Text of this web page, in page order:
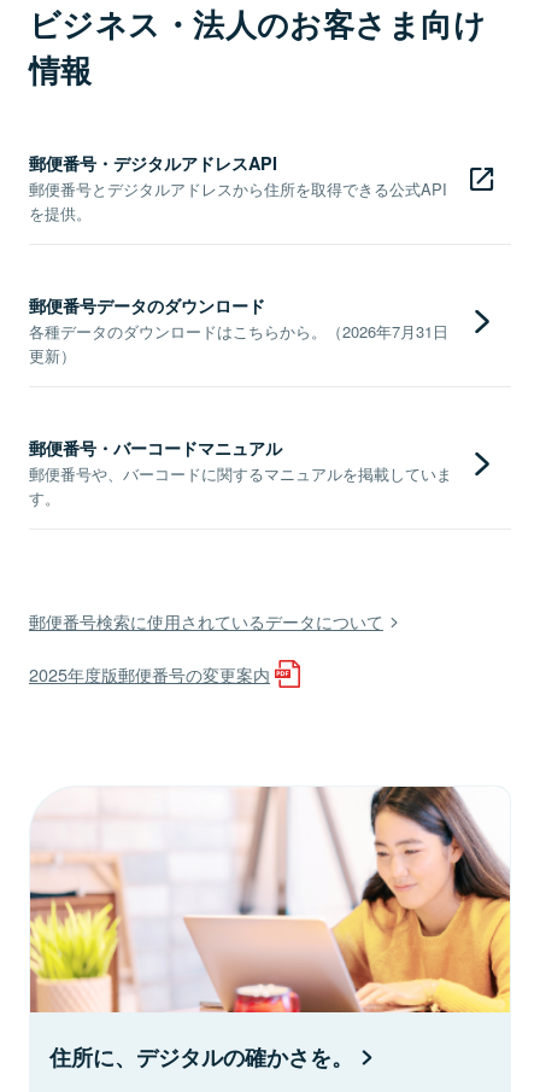
ビジネス・法人のお客さま向け
情報
郵便番号・デジタルアドレスAPI
郵便番号とデジタルアドレスから住所を取得できる公式API
を提供。
郵便番号データのダウンロード
各種データのダウンロードはこちらから。（2026年7月31日
更新）
郵便番号・バーコードマニュアル
郵便番号や、バーコードに関するマニュアルを掲載していま
す。
郵便番号検索に使用されているデータについて
2025年度版郵便番号の変更案内
住所に、デジタルの確かさを。